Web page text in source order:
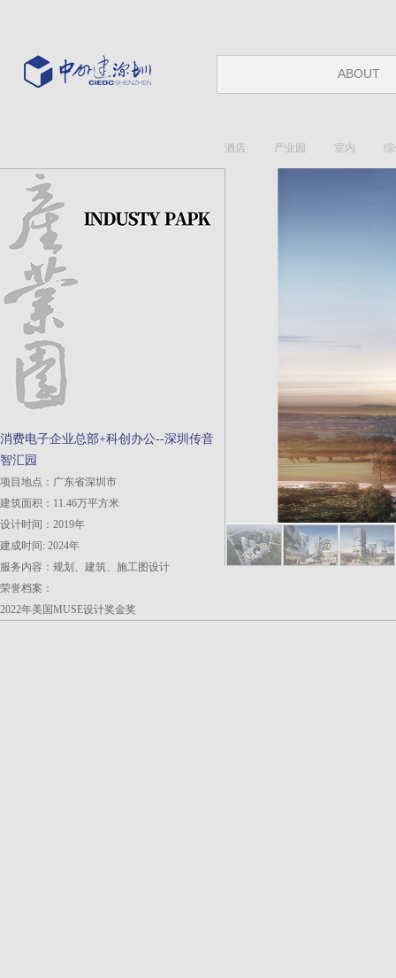
ABOUT
消费电子企业总部+科创办公--深圳传音
智汇园
项目地点：广东省深圳市
建筑面积：11.46万平方米
设计时间：2019年
建成时间: 2024年
服务内容：规划、建筑、施工图设计
荣誉档案：
2022年美国MUSE设计奖金奖
酒店 产业园 室内